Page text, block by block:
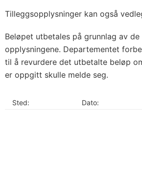
Tilleggsopplysninger kan også
Beløpet utbetales på grunnlag av
opplysningene. Departementet
til å revurdere det utbetalte beløp
er oppgitt skulle melde seg.
Sted: Dato: